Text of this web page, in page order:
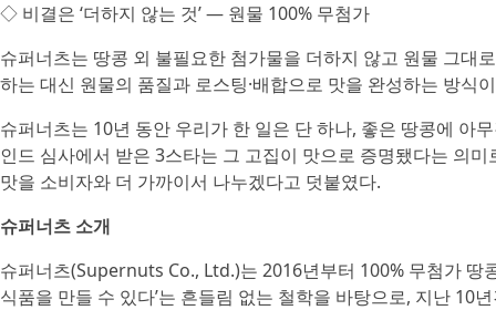
◇ 비결은 ‘더하지 않는 것’ — 원물 100% 무첨가
슈퍼너츠는 땅콩 외 불필요한 첨가물을 더하지 않고 원물 그대
하는 대신 원물의 품질과 로스팅·배합으로 맛을 완성하는 방식
슈퍼너츠는 10년 동안 우리가 한 일은 단 하나, 좋은 땅콩에 아
인드 심사에서 받은 3스타는 그 고집이 맛으로 증명됐다는 의
맛을 소비자와 더 가까이서 나누겠다고 덧붙였다.
슈퍼너츠 소개
슈퍼너츠(Supernuts Co., Ltd.)는 2016년부터 100% 무첨가 땅
식품을 만들 수 있다’는 흔들림 없는 철학을 바탕으로, 지난 10